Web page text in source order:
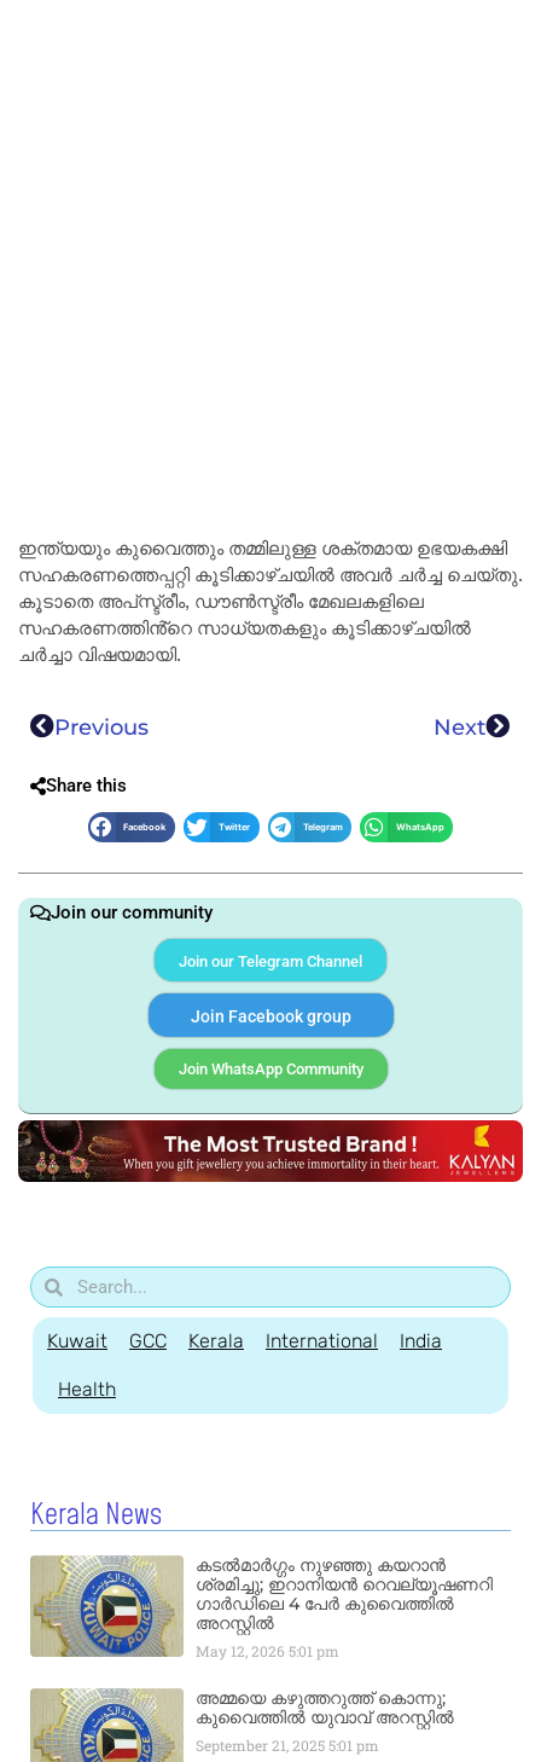
ഇന്ത്യയും കുവൈത്തും തമ്മിലുള്ള ശക്തമായ ഉഭയകക്ഷി
സഹകരണത്തെപ്പറ്റി കൂടിക്കാഴ്ചയിൽ അവർ ചർച്ച ചെയ്തു.
കൂടാതെ അപ്‌സ്ട്രീം, ഡൗൺസ്ട്രീം മേഖലകളിലെ
സഹകരണത്തിൻ്റെ സാധ്യതകളും കൂടിക്കാഴ്ചയിൽ
ചർച്ചാ വിഷയമായി.
Previous Next
Share this
Facebook Twitter Telegram WhatsApp
Join our community
Join our Telegram Channel
Join Facebook group
Join WhatsApp Community
Kuwait GCC Kerala International India
Health
Kerala News
കടൽമാർഗ്ഗം നുഴഞ്ഞു കയറാൻ
ശ്രമിച്ചു; ഇറാനിയൻ റെവല്യൂഷണറി
ഗാർഡിലെ 4 പേർ കുവൈത്തിൽ
അറസ്റ്റിൽ
May 12, 20265:01 pm
അമ്മയെ കഴുത്തറുത്ത് കൊന്നു;
കുവൈത്തിൽ യുവാവ് അറസ്റ്റിൽ
September 21, 20255:01 pm